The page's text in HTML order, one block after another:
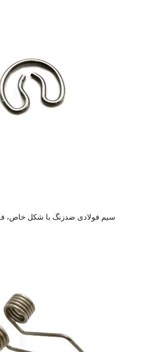
سیم فولادی ضدزنگ با شکل خاص،